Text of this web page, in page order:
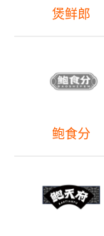
煲鲜郎
鲍食分